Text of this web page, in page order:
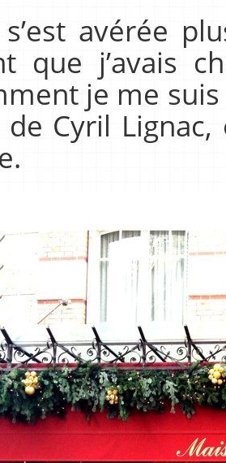
avérée
que j’avais
je me
Cyril